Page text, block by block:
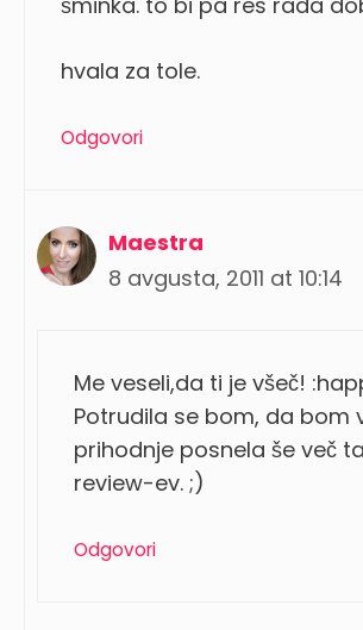
hvala za tole.
Odgovori
Maestra
8 avgusta, 2011 at 10:14
Me veseli,da ti je všeč!
Potrudila se bom, da bom
prihodnje posnela še več
review-ev. ;)
Odgovori